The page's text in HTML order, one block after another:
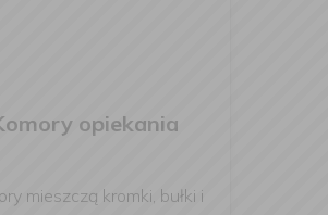
opiekania
mieszczą kromki, bułki i